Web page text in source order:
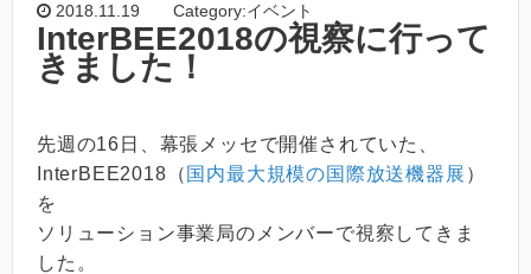
2018.11.19 Category:イベント
InterBEE2018の視察に行って
きました！
先週の16日、幕張メッセで開催されていた、
InterBEE2018（ 国内最大規模の国際放送機器展 ）
を
ソリューション事業局のメンバーで視察してきま
した。